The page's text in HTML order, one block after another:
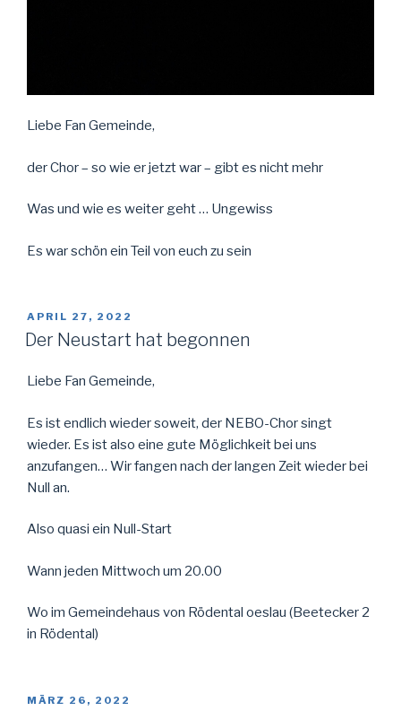
Liebe Fan Gemeinde,
der Chor – so wie er jetzt war – gibt es nicht mehr
Was und wie es weiter geht … Ungewiss
Es war schön ein Teil von euch zu sein
VERÖFFENTLICHT
AM
APRIL 27, 2022
Der Neustart hat begonnen
Liebe Fan Gemeinde,
Es ist endlich wieder soweit, der NEBO-Chor singt
wieder. Es ist also eine gute Möglichkeit bei uns
anzufangen… Wir fangen nach der langen Zeit wieder bei
Null an.
Also quasi ein Null-Start
Wann jeden Mittwoch um 20.00
Wo im Gemeindehaus von Rödental oeslau (Beetecker 2
in Rödental)
VERÖFFENTLICHT
MÄRZ 26, 2022